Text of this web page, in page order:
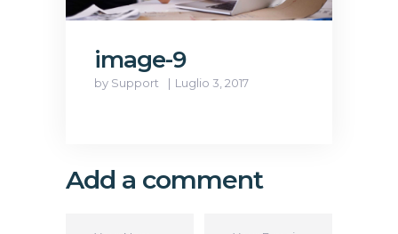
image-9
by Support Luglio 3, 2017
Add a comment